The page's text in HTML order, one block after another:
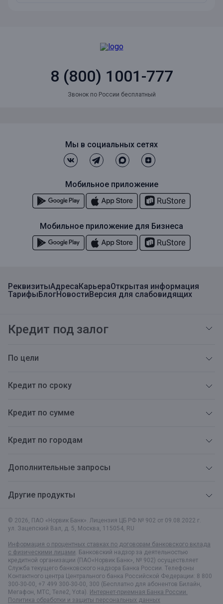
8 (800) 1001-777
Звонок по России бесплатный
© 2026, ПАО «Норвик Банк». Лицензия ЦБ РФ № 902 от 09.08.2022 г.
ул. Зацепский Вал, д. 5, Москва, 115054, RU
Информация о процентных ставках по договорам банковского вклада
с физическими лицами. Банковский надзор за деятельностью
кредитной организации (ПАО«Норвик Банк», № 902) осуществляет
Служба текущего банковского надзора Банка России. Телефоны
Контактного центра Центрального банка Российской Федерации: 8 800
300-30-00, +7 499 300-30-00, 300 (Бесплатно для абонентов Билайн,
Мегафон, МТС, Теле2, Yota). Интернет-приемная Банка России.
Политика обработки и защиты персональных данных
РеквизитыАдресаКарьераОткрытая информация
ТарифыБлогНовостиВерсия для слабовидящих
Кредит под залог
По цели
Кредит по сроку
Кредит по сумме
Кредит по городам
Дополнительные запросы
Другие продукты
Мы в социальных сетях
Мобильное приложение
Мобильное приложение для Бизнеса